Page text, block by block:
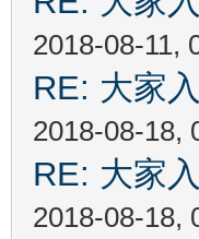
2018-08-11,
RE: 大家
2018-08-18,
RE: 大家
2018-08-18,